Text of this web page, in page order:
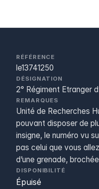
RÉFÉRENCE
le13741250
DÉSIGNATION
2° Régiment Etranger
REMARQUES
Unité de Recherches
pouvant disposer de
insigne, le numéro vu
pas celui que vous
d’une grenade,
DISPONIBILITÉ
Épuisé